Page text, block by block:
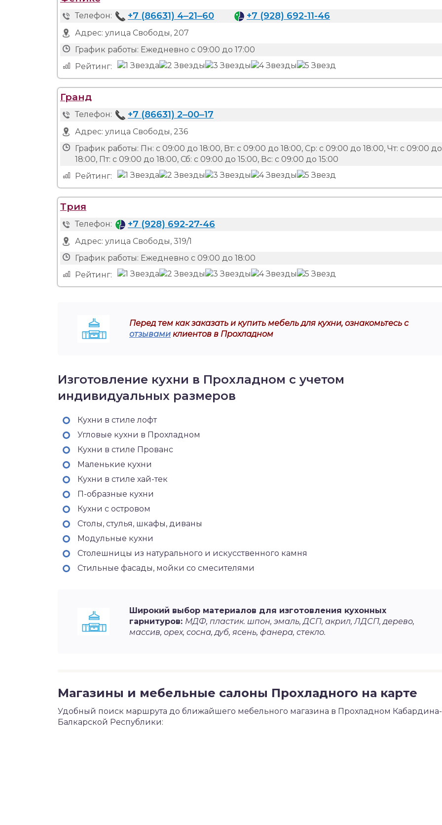
Телефон: +7 (86631) 4‒21‒60 +7 (928) 692-11-46
Адрес: улица Свободы, 207
График работы: Ежедневно с 09:00 до 17:00
Рейтинг:
Гранд
Телефон: +7 (86631) 2‒00‒17
Адрес: улица Свободы, 236
График работы: Пн: с 09:00 до 18:00, Вт: с 09:00 до 18:00, Ср: с 09:00 до 18:00, Чт: с 09:00 до
18:00, Пт: с 09:00 до 18:00, Сб: с 09:00 до 15:00, Вс: с 09:00 до 15:00
Рейтинг:
Трия
Телефон: +7 (928) 692-27-46
Адрес: улица Свободы, 319/1
График работы: Ежедневно с 09:00 до 18:00
Рейтинг:
Перед тем как заказать и купить мебель для кухни, ознакомьтесь с
отзывами клиентов в Прохладном
Изготовление кухни в Прохладном с учетом
индивидуальных размеров
Кухни в стиле лофт
Угловые кухни в Прохладном
Кухни в стиле Прованс
Маленькие кухни
Кухни в стиле хай-тек
П-образные кухни
Кухни с островом
Столы, стулья, шкафы, диваны
Модульные кухни
Столешницы из натурального и искусственного камня
Стильные фасады, мойки со смесителями
Широкий выбор материалов для изготовления кухонных
гарнитуров: МДФ, пластик. шпон, эмаль, ДСП, акрил, ЛДСП, дерево,
массив, орех, сосна, дуб, ясень, фанера, стекло.
Магазины и мебельные салоны Прохладного на карте
Удобный поиск маршрута до ближайшего мебельного магазина в Прохладном Кабардина-
Балкарской Республики: